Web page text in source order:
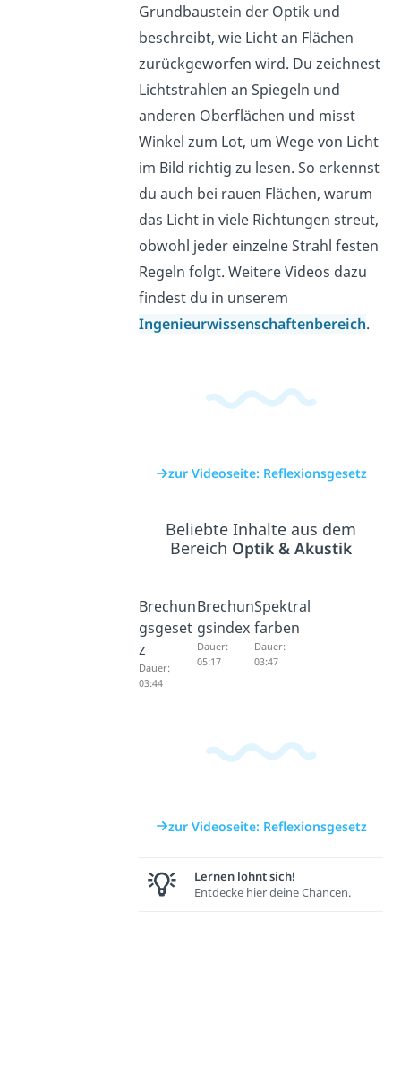
Grundbaustein der Optik und
beschreibt, wie Licht an Flächen
zurückgeworfen wird. Du zeichnest
Lichtstrahlen an Spiegeln und
anderen Oberflächen und misst
Winkel zum Lot, um Wege von Licht
im Bild richtig zu lesen. So erkennst
du auch bei rauen Flächen, warum
das Licht in viele Richtungen streut,
obwohl jeder einzelne Strahl festen
Regeln folgt. Weitere Videos dazu
findest du in unserem
Ingenieurwissenschaftenbereich.
zur Videoseite: Reflexionsgesetz
Beliebte Inhalte aus dem
Bereich Optik & Akustik
Brechun
gsgeset
z
Dauer:
03:44
Brechun
gsindex
Dauer:
05:17
Spektral
farben
Dauer:
03:47
zur Videoseite: Reflexionsgesetz
Lernen lohnt sich!
Entdecke hier deine Chancen.